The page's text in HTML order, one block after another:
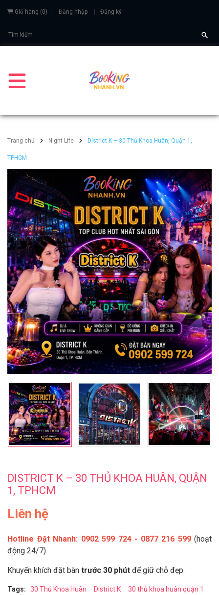
Giỏ hàng (0) Đăng nhập Đăng ký
Trang chủ Night Life District K – 30 Thủ Khoa Huân, Quận 1,
TPHCM
DISTRICT K – 30 THỦ KHOA HUÂN, QUẬN
1, TPHCM
Liên hệ
Hotline Đặt Nhanh: 0902 599 724 - 0877 216 599(hoạt
động 24/7).
Khuyến khích đặt bàn trước 30 phút để giữ chỗ đẹp.
Tags: 30 Thủ Khoa Huân District K
30 thủ khoa huân quận 1